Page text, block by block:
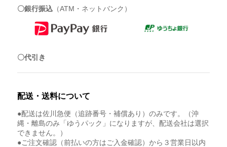
〇銀行振込 （ATM・ネットバンク）
〇代引き
配送・送料について
●配送は佐川急便（追跡番号・補償あり）のみです。（沖
縄・離島のみ「ゆうパック」になりますが、配送会社は選択
できません。）
●ご注文確認（前払いの方はご入金確認）から３営業日以内